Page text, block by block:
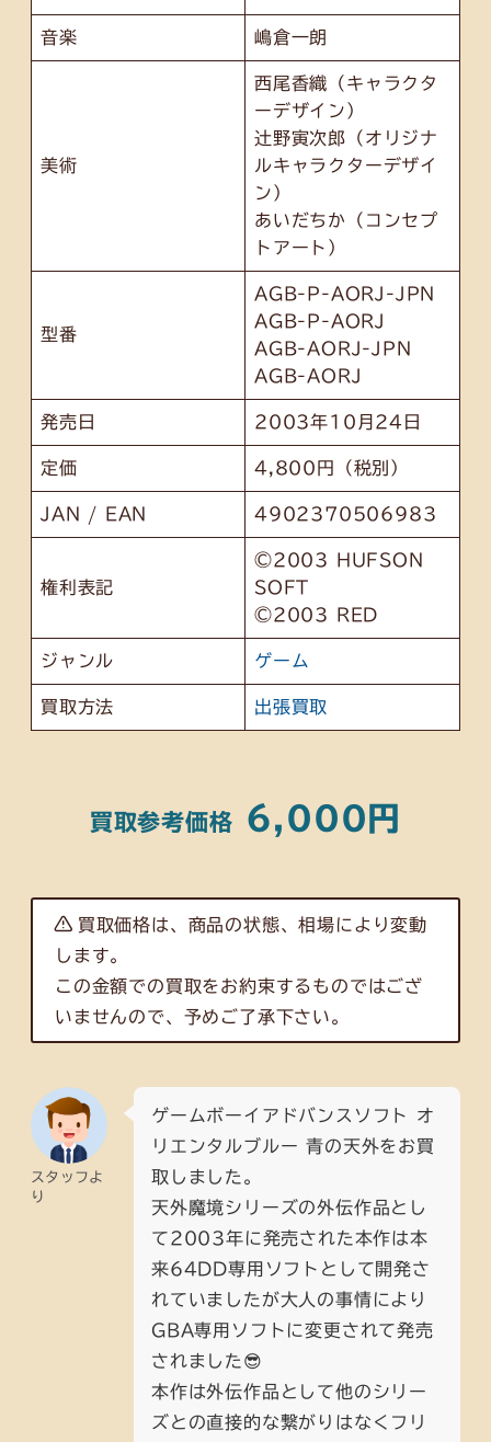
音楽 嶋倉一朗
美術
西尾香織（キャラクタ
ーデザイン）
辻野寅次郎（オリジナ
ルキャラクターデザイ
ン）
あいだちか（コンセプ
トアート）
型番
AGB-P-AORJ-JPN
AGB-P-AORJ
AGB-AORJ-JPN
AGB-AORJ
発売日 2003年10月24日
定価 4,800円（税別）
JAN / EAN 4902370506983
権利表記
©2003 HUFSON
SOFT
©2003 RED
ジャンル ゲーム
買取方法 出張買取
買取参考価格 6,000円
買取価格は、商品の状態、相場により変動
します。
この金額での買取をお約束するものではござ
いませんので、予めご了承下さい。
スタッフよ
り
ゲームボーイアドバンスソフト オ
リエンタルブルー 青の天外をお買
取しました。
天外魔境シリーズの外伝作品とし
て2003年に発売された本作は本
来64DD専用ソフトとして開発さ
れていましたが大人の事情により
GBA専用ソフトに変更されて発売
されました😎
本作は外伝作品として他のシリー
ズとの直接的な繋がりはなくフリ